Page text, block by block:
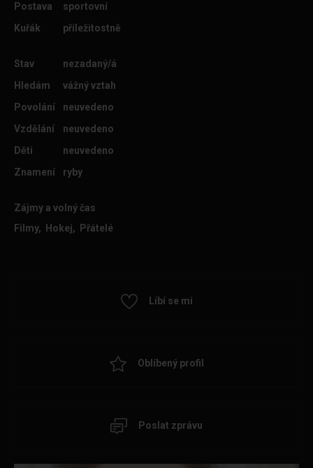
Postava
sportovní
Kuřák
příležitostně
Stav
nezadaný/á
Hledám
vážný vztah
Povolání
neuvedeno
Vzdělání
neuvedeno
Děti
neuvedeno
Znamení
ryby
Zájmy a volný čas
Filmy, Hokej, Přátelé
Líbí se mi
Oblíbený profil
Poslat zprávu